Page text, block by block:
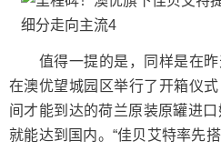
值得一提的是，同样是在昨
在澳优望城园区举行了开箱仪
间才能到达的荷兰原装原罐进
就能达到国内。“佳贝艾特率先